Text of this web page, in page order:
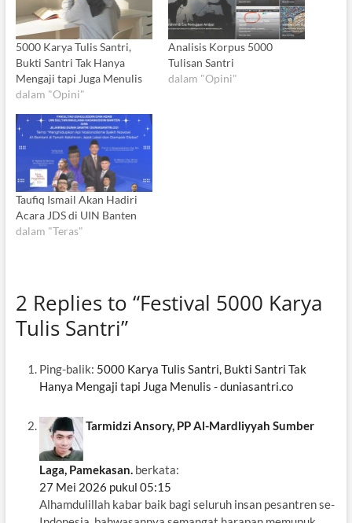
5000 Karya Tulis Santri,
Bukti Santri Tak Hanya
Mengaji tapi Juga Menulis
dalam "Opini"
Analisis Korpus 5000
Tulisan Santri
dalam "Opini"
Taufiq Ismail Akan Hadiri
Acara JDS di UIN Banten
dalam "Teras"
2 Replies to “Festival 5000 Karya
Tulis Santri”
Ping-balik: 5000 Karya Tulis Santri, Bukti Santri Tak
Hanya Mengaji tapi Juga Menulis - duniasantri.co
Tarmidzi Ansory, PP Al-Mardliyyah Sumber
Laga, Pamekasan. berkata:
27 Mei 2026 pukul 05:15
Alhamdulillah kabar baik bagi seluruh insan pesantren se-